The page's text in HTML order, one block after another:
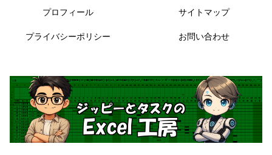
プロフィール サイトマップ
プライバシーポリシー お問い合わせ